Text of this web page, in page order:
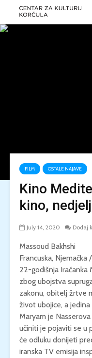
FILM OSTALE NAJAVE
Kino
kino,
July 14, 2020 Dodaj
Massoud Bakhshi
Francuska, Njemačka
22-godišnja Iračanka
zbog ubojstva
zakonu, obitelj žrtve
život ubojice, a
Maryam je
učiniti je pojaviti se u
će odluku donijeti
iranska TV emisija